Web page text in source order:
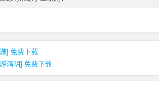
] 免费下载
鸿明] 免费下载